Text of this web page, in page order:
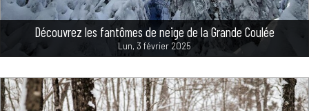
Découvrez les fantômes de neige de la Grande Coulée
Lun, 3 février 2025